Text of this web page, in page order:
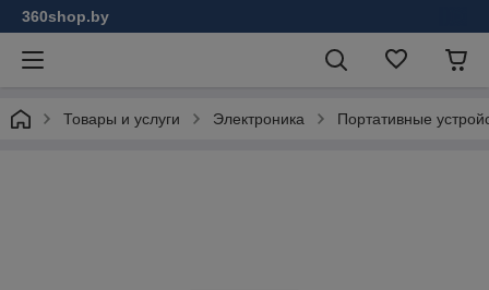
360shop.by
Товары и услуги Электроника Портативные